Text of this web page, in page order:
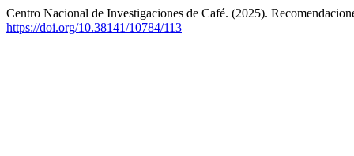
Centro Nacional de Investigaciones de Café. (2025).
https://doi.org/10.38141/10784/113